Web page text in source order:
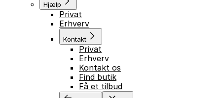
Hjælp
Privat
Erhverv
Kontakt
Privat
Erhverv
Kontakt os
Find butik
Få et tilbud